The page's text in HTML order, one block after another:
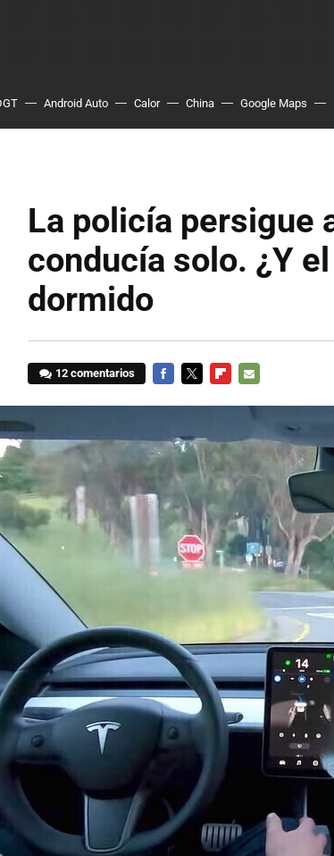
Android Auto Calor China Google Maps
La policía persigue
conducía solo. ¿Y
dormido
12 comentarios